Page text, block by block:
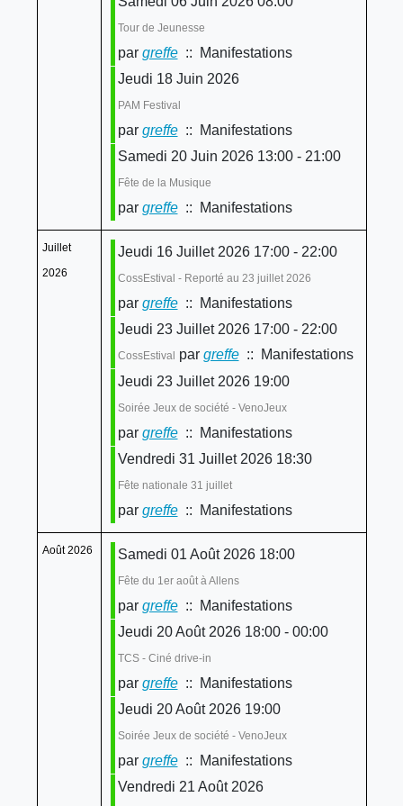
Tour de Jeunesse
par greffe:: Manifestations
Jeudi 18 Juin 2026
PAM Festival
par greffe:: Manifestations
Samedi 20 Juin 2026 13:00 - 21:00
Fête de la Musique
par greffe:: Manifestations
Juillet
2026
Jeudi 16 Juillet 2026 17:00 - 22:00
CossEstival - Reporté au 23 juillet 2026
par greffe:: Manifestations
Jeudi 23 Juillet 2026 17:00 - 22:00
CossEstival par greffe:: Manifestations
Jeudi 23 Juillet 2026 19:00
Soirée Jeux de société - VenoJeux
par greffe:: Manifestations
Vendredi 31 Juillet 2026 18:30
Fête nationale 31 juillet
par greffe:: Manifestations
Août 2026 Samedi 01 Août 2026 18:00
Fête du 1er août à Allens
par greffe:: Manifestations
Jeudi 20 Août 2026 18:00 - 00:00
TCS - Ciné drive-in
par greffe:: Manifestations
Jeudi 20 Août 2026 19:00
Soirée Jeux de société - VenoJeux
par greffe:: Manifestations
Vendredi 21 Août 2026